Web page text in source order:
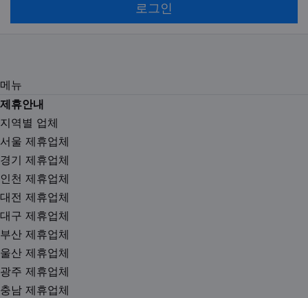
로그인
메뉴
제휴안내
지역별 업체
서울 제휴업체
경기 제휴업체
인천 제휴업체
대전 제휴업체
대구 제휴업체
부산 제휴업체
울산 제휴업체
광주 제휴업체
충남 제휴업체